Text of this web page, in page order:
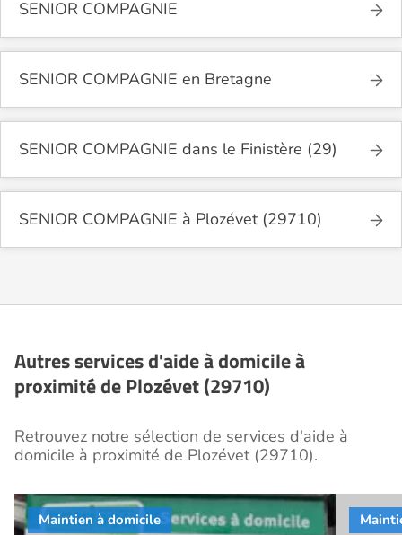
SENIOR COMPAGNIE
SENIOR COMPAGNIE en Bretagne
SENIOR COMPAGNIE dans le Finistère (29)
SENIOR COMPAGNIE à Plozévet (29710)
Autres services d'aide à domicile à
proximité de Plozévet (29710)
Retrouvez notre sélection de services d'aide à
domicile à proximité de Plozévet (29710).